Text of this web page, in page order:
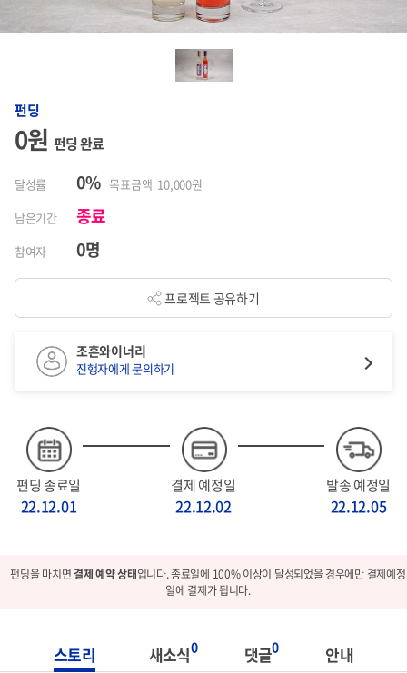
펀딩
0원 펀딩 완료
달성률 0% 목표금액 10,000원
남은기간
종료
참여자 0명
프로젝트 공유하기
펀딩 종료일
22.12.01
결제 예정일
22.12.02
발송 예정일
22.12.05
조흔와이너리
진행자에게 문의하기
펀딩을 마치면결제 예약 상태입니다. 종료일에 100% 이상이 달성되었을 경우에만 결제예정
일에 결제가 됩니다.
스토리 새소식0 댓글0 안내